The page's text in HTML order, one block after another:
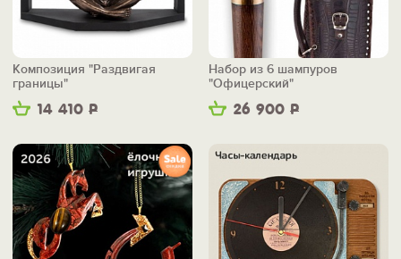
14 410 Р
Композиция "Раздвигая
границы"
26 900 Р
Набор из 6 шампуров
"Офицерский"